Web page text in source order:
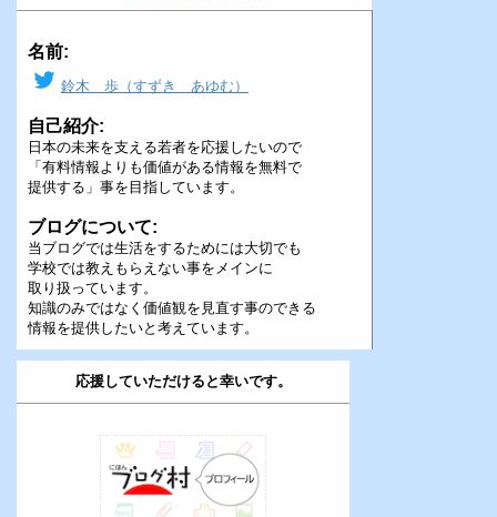
名前:
鈴木 歩（すずき あゆむ）
自己紹介:
日本の未来を支える若者を応援したいので
「有料情報よりも価値がある情報を無料で
提供する」事を目指しています。
ブログについて:
当ブログでは生活をするためには大切でも
学校では教えもらえない事をメインに
取り扱っています。
知識のみではなく価値観を見直す事のできる
情報を提供したいと考えています。
応援していただけると幸いです。